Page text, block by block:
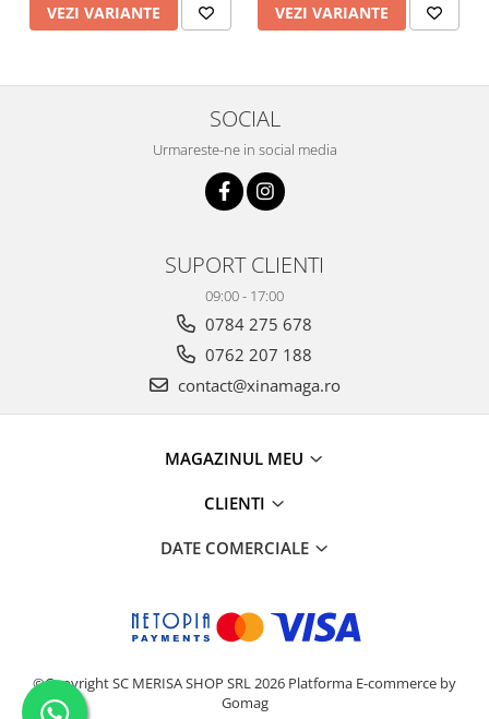
VEZI VARIANTE VEZI VARIANTE
SOCIAL
Urmareste-ne in social media
SUPORT CLIENTI
09:00 - 17:00
0784 275 678
0762 207 188
contact@xinamaga.ro
MAGAZINUL MEU
CLIENTI
DATE COMERCIALE
©Copyright SC MERISA SHOP SRL 2026 Platforma E-commerce by
Gomag